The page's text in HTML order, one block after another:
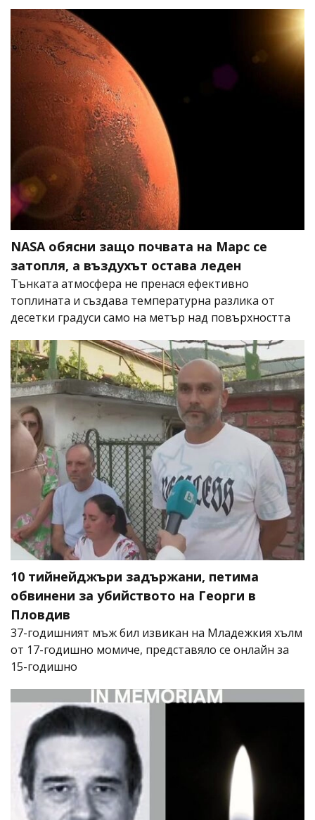
NASA обясни защо почвата на Марс се
затопля, а въздухът остава леден
Тънката атмосфера не пренася ефективно
топлината и създава температурна разлика от
десетки градуси само на метър над повърхността
10 тийнейджъри задържани, петима
обвинени за убийството на Георги в
Пловдив
37-годишният мъж бил извикан на Младежкия хълм
от 17-годишно момиче, представяло се онлайн за
15-годишно